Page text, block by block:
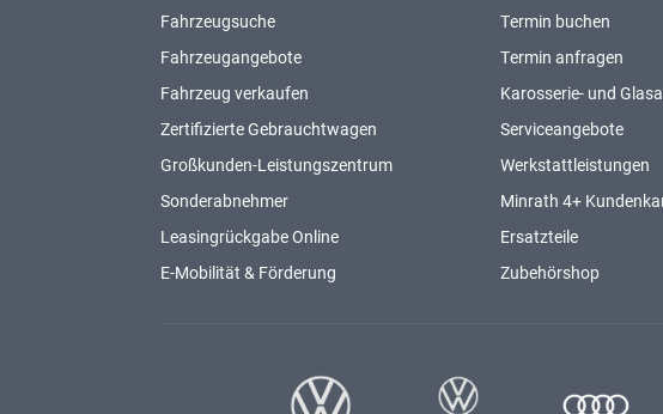
Fahrzeugsuche
Fahrzeugangebote
Fahrzeug verkaufen
Zertifizierte Gebrauchtwagen
Großkunden-Leistungszentrum
Sonderabnehmer
Leasingrückgabe Online
E-Mobilität & Förderung
Termin buchen
Termin anfragen
Karosserie- und
Serviceangebote
Werkstattleistungen
Minrath 4+
Ersatzteile
Zubehörshop